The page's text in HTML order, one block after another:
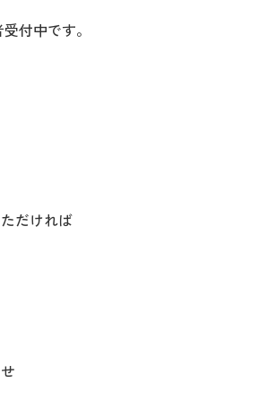
付中です。
だければ